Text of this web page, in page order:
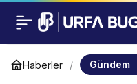
Haberler Gündem
Hisseli Tapu
Sahiplerini